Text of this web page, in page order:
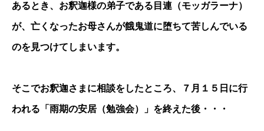
あるとき、お釈迦様の弟子である目連（モッガラーナ）
が、亡くなったお母さんが餓鬼道に堕ちて苦しんでいる
のを見つけてしまいます。
そこでお釈迦さまに相談をしたところ、７月１５日に行
われる「雨期の安居（勉強会）」を終えた後・・・